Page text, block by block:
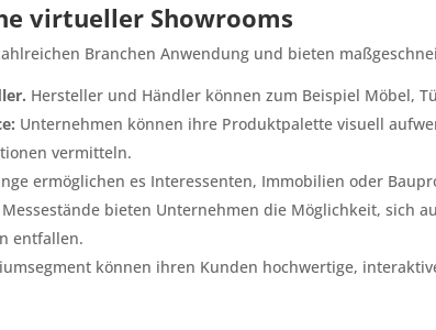
virtueller Showrooms
Branchen Anwendung und bieten
Hersteller und Händler können zum Beispiel Möbel,
Unternehmen können ihre Produktpalette visuell
vermitteln.
ermöglichen es Interessenten, Immobilien oder
bieten Unternehmen die Möglichkeit, sich
entfallen.
können ihren Kunden hochwertige,